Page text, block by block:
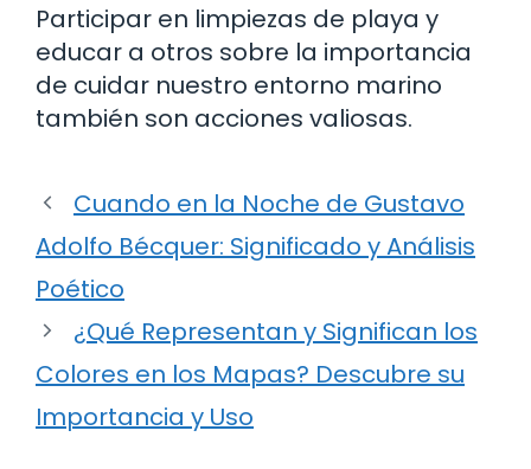
Participar en limpiezas de playa y
educar a otros sobre la importancia
de cuidar nuestro entorno marino
también son acciones valiosas.
Cuando en la Noche de Gustavo
Adolfo Bécquer: Significado y Análisis
Poético
¿Qué Representan y Significan los
Colores en los Mapas? Descubre su
Importancia y Uso